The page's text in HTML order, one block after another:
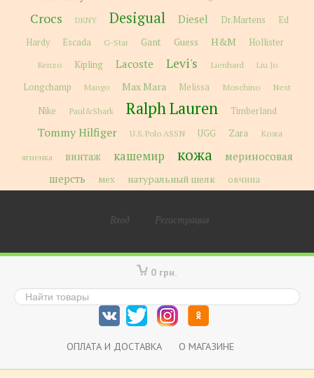
Crocs DKNY Desigual Diesel Dr.Martens
Ed
Hardy
Escada G-Star Gant Guess H&M Hollister
Kenzo Kipling Lacoste Levi's Lienhard Liu Jo
Longchamp Mango Max Mara Melissa Moschino
Next
Nike
Paul&Shark Ralph Lauren Timberland
Tommy Hilfiger U.S.Polo ASSN UGG Zara
Кожа
ягненка
винтаж кашемир кожа
мериносовая
шерсть
мех натуральный шелк овчина
Вход Регистрация
0 грн.
ОПЛАТА И ДОСТАВКА О МАГАЗИНЕ